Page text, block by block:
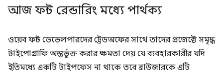
আজ ফন্ট রেন্ডারিং মধ্যে পার্থক্য
ওয়েব ফন্ট ডেভেলপারদের ট্রেডঅফের সাথে তাদের প্রজেক্টে সমৃদ্ধ
টাইপোগ্রাফি অন্তর্ভুক্ত করার ক্ষমতা দেয় যে ব্যবহারকারীর যদি
ইতিমধ্যে একটি টাইপফেস না থাকে তবে ব্রাউজারকে এটি